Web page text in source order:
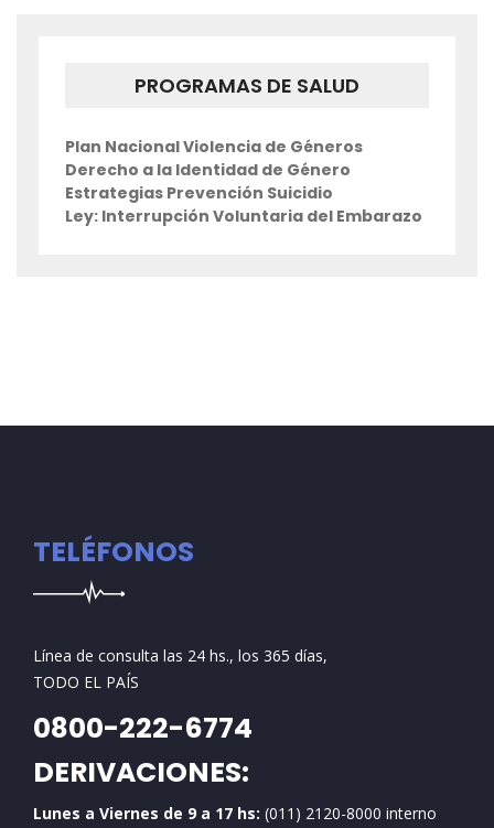
PROGRAMAS DE SALUD
Plan Nacional Violencia de Géneros
Derecho a la Identidad de Género
Estrategias Prevención Suicidio
Ley: Interrupción Voluntaria del Embarazo
TELÉFONOS
Línea de consulta las 24 hs., los 365 días,
TODO EL PAÍS
0800-222-6774
DERIVACIONES:
Lunes a Viernes de 9 a 17 hs: (011) 2120-8000 interno